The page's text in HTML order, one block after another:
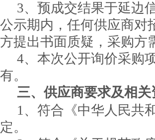
3、预成交结果于延边
公示期内，任何供应商对
方提出书面质疑，采购方
4、本次公开询价采购
有。
三、供应商要求及相关
1、符合《中华人民共
定。